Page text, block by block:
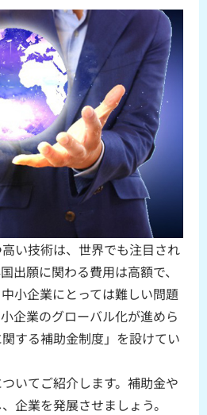
い技術は、世界でも注目され
出願に関わる費用は高額で、
小企業にとっては難しい問題
企業のグローバル化が進めら
する補助金制度」を設けてい
いてご紹介します。補助金や
企業を発展させましょう。